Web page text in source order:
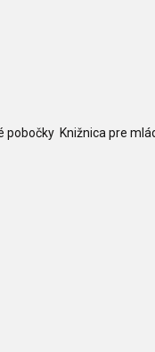
Knižnica pre